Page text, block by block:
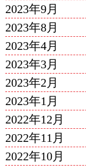
2023年9月
2023年8月
2023年4月
2023年3月
2023年2月
2023年1月
2022年12月
2022年11月
2022年10月